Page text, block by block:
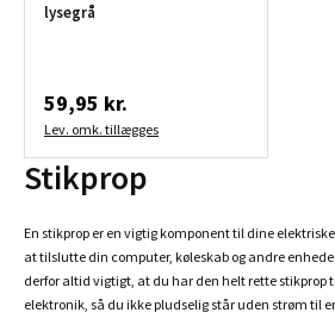
lysegrå
59,95 kr.
Lev. omk. tillægges
Stikprop
En stikprop er en vigtig komponent til dine
at tilslutte din computer, køleskab og andre
derfor altid vigtigt, at du har den helt rette stikprop
elektronik, så du ikke pludselig står uden strøm til